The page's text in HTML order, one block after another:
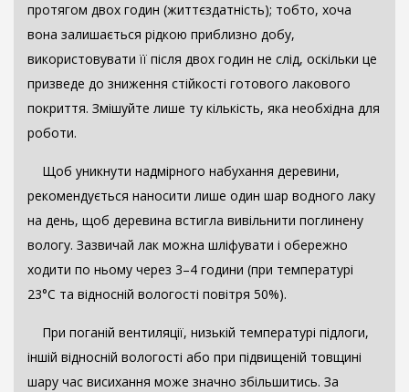
протягом двох годин (життєздатність); тобто, хоча
вона залишається рідкою приблизно добу,
використовувати її після двох годин не слід, оскільки це
призведе до зниження стійкості готового лакового
покриття. Змішуйте лише ту кількість, яка необхідна для
роботи.
Щоб уникнути надмірного набухання деревини,
рекомендується наносити лише один шар водного лаку
на день, щоб деревина встигла вивільнити поглинену
вологу. Зазвичай лак можна шліфувати і обережно
ходити по ньому через 3–4 години (при температурі
23°C та відносній вологості повітря 50%).
При поганій вентиляції, низькій температурі підлоги,
іншій відносній вологості або при підвищеній товщині
шару час висихання може значно збільшитись. За